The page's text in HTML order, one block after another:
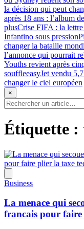
la décision qui peut
après 18 ans : l’album
plusCrise FIFA : la
Infantino sous pression
changer la bataille
l’annonce qui pourrait
Youths revient après
souffleeasyJet vendu
changer le ciel européen
×
Étiquette :
Business
La menace qui
francais pour